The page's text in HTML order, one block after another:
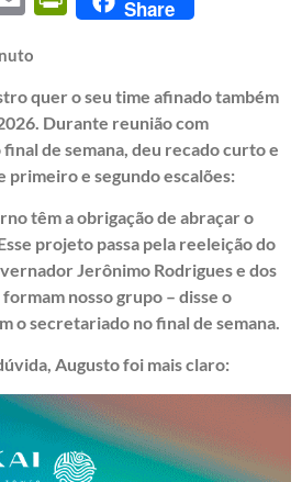
Share
quer o seu time afinado também
Durante reunião com
de semana, deu recado curto e
primeiro e segundo escalões:
têm a obrigação de abraçar o
projeto passa pela reeleição do
Jerônimo Rodrigues e dos
nosso grupo – disse o
o secretariado no final de semana.
Augusto foi mais claro: